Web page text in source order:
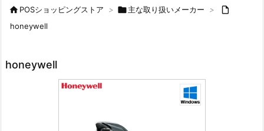
POSショッピングストア > 主な取り扱いメーカー > 
honeywell
honeywell